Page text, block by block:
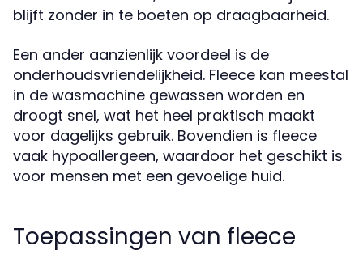
blijft zonder in te boeten op draagbaarheid.
Een ander aanzienlijk voordeel is de
onderhoudsvriendelijkheid. Fleece kan meestal
in de wasmachine gewassen worden en
droogt snel, wat het heel praktisch maakt
voor dagelijks gebruik. Bovendien is fleece
vaak hypoallergeen, waardoor het geschikt is
voor mensen met een gevoelige huid.
Toepassingen van fleece